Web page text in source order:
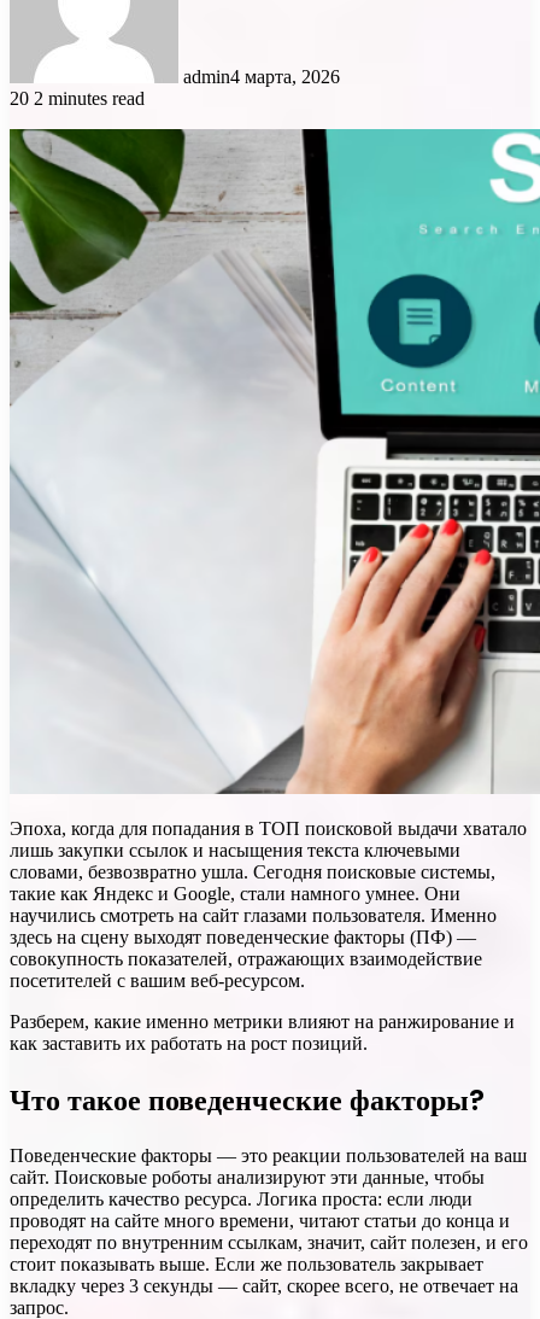
admin4 марта, 2026
20 2 minutes read
Эпоха, когда для попадания в ТОП поисковой выдачи хватало
лишь закупки ссылок и насыщения текста ключевыми
словами, безвозвратно ушла. Сегодня поисковые системы,
такие как Яндекс и Google, стали намного умнее. Они
научились смотреть на сайт глазами пользователя. Именно
здесь на сцену выходят поведенческие факторы (ПФ) —
совокупность показателей, отражающих взаимодействие
посетителей с вашим веб-ресурсом.
Разберем, какие именно метрики влияют на ранжирование и
как заставить их работать на рост позиций.
Что такое поведенческие факторы?
Поведенческие факторы — это реакции пользователей на ваш
сайт. Поисковые роботы анализируют эти данные, чтобы
определить качество ресурса. Логика проста: если люди
проводят на сайте много времени, читают статьи до конца и
переходят по внутренним ссылкам, значит, сайт полезен, и его
стоит показывать выше. Если же пользователь закрывает
вкладку через 3 секунды — сайт, скорее всего, не отвечает на
запрос.